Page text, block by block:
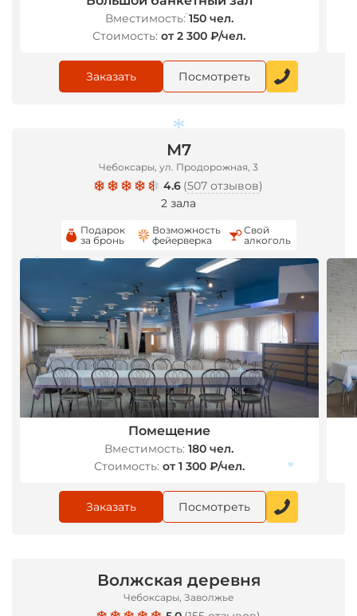
Вместимость: 150 чел.
Стоимость: от 2 300 ₽/чел.
Заказать Посмотреть
М7
Чебоксары, ул. Продорожная, 3
4.6 (507 отзывов)
2 зала
Подарок
за бронь
Возможность
фейерверка
Свой
алкоголь
Помещение
Вместимость: 180 чел.
Стоимость: от 1 300 ₽/чел.
Заказать Посмотреть
Волжская деревня
Чебоксары, Заволжье
*
*
*